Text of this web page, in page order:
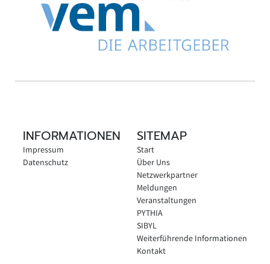
INFORMATIONEN
Impressum
Datenschutz
SITEMAP
Start
Über Uns
Netzwerkpartner
Meldungen
Veranstaltungen
PYTHIA
SIBYL
Weiterführende Informationen
Kontakt